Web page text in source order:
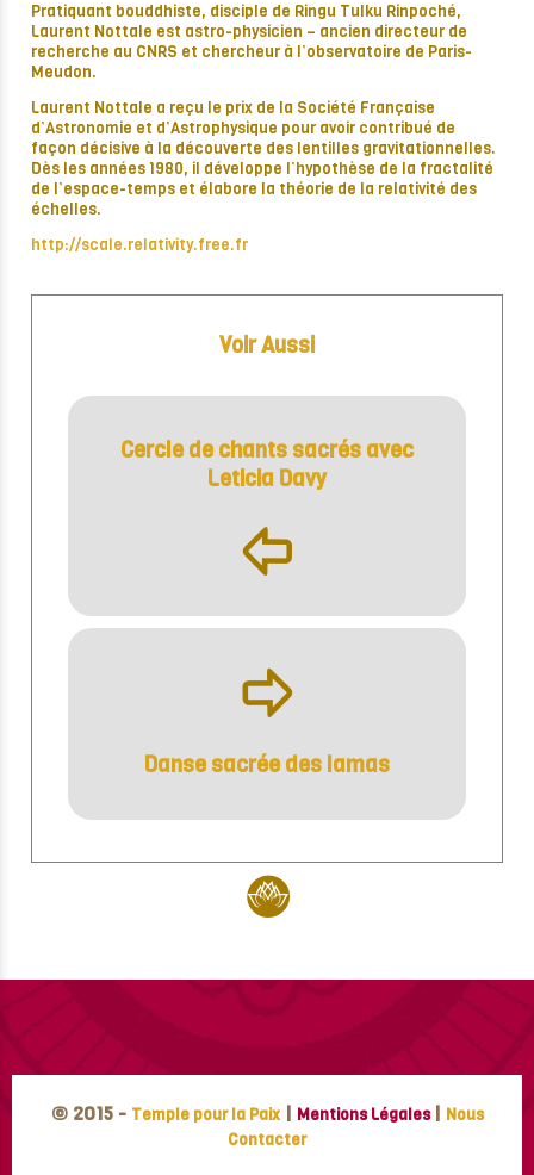
Pratiquant bouddhiste, disciple de Ringu Tulku Rinpoché,
Laurent Nottale est astro-physicien – ancien directeur de
recherche au CNRS et chercheur à l’observatoire de Paris-
Meudon.
Laurent Nottale a reçu le prix de la Société Française
d’Astronomie et d’Astrophysique pour avoir contribué de
façon décisive à la découverte des lentilles gravitationnelles.
Dès les années 1980, il développe l’hypothèse de la fractalité
de l’espace-temps et élabore la théorie de la relativité des
échelles.
http://scale.relativity.free.fr
Voir Aussi
Cercle de chants sacrés avec
Leticia Davy
þ
ÿ
Danse sacrée des lamas
© 2015 - Temple pour la Paix | Mentions Légales | Nous
Contacter